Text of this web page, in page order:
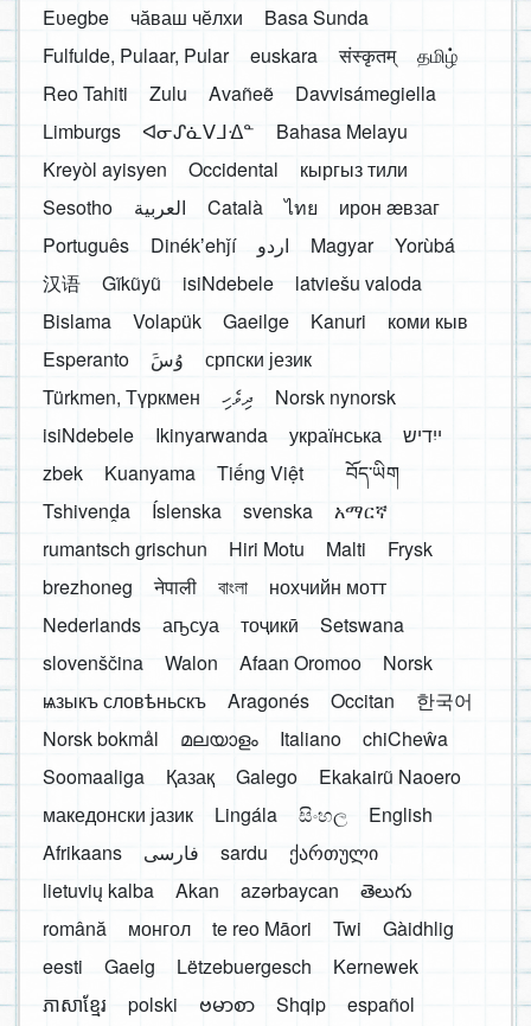
Eʋegbe чӑваш чӗлхи
Basa Sunda
Fulfulde, Pulaar, Pular
euskara संस्कृतम्
தமிழ்
Reo Tahiti
Zulu Avañeẽ
Davvisámegiella
Limburgs
ᐊᓂᔑᓈᐯᒧᐎᓐ
Bahasa Melayu
Kreyòl ayisyen
Occidental
кыргыз тили
Sesotho
العربية Català ไทย
ирон æвзаг
Português
Dinékʼehǰí اردو Magyar
Yorùbá
汉语
Gĩkũyũ isiNdebele
latviešu valoda
Bislama
Volapük Gaeilge Kanuri
коми кыв
Esperanto
َوُسَ
српски језик
Türkmen, Түркмен
ދިވެހި
Norsk nynorsk
isiNdebele
Ikinyarwanda українська
ייִדיש
zbek
Kuanyama Tiếng Việt
བོད་ཡིག
Tshivenḓa
Íslenska svenska
አማርኛ
rumantsch grischun
Hiri Motu Malti
Frysk
brezhoneg
नेपाली বাংলা
нохчийн мотт
Nederlands
аҧсуа тоҷикӣ
Setswana
slovenščina
Walon Afaan Oromoo
Norsk
ѩзыкъ словѣньскъ
Aragonés Occitan
한국어
Norsk bokmål
മലയാളം Italiano
chiCheŵa
Soomaaliga
Қазақ Galego
Ekakairũ Naoero
македонски јазик
Lingála සිංහල
English
Afrikaans
فارسی sardu
ქართული
lietuvių kalba
Akan azərbaycan
తెలుగు
română
монгол te reo Māori Twi
Gàidhlig
eesti
Gaelg Lëtzebuergesch
Kernewek
ភាសាខ្មែរ
polski ဗမာစာ Shqip
español